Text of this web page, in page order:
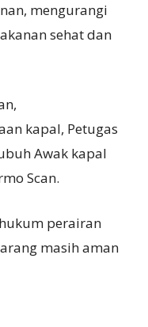
mengurangi
sehat dan
kapal, Petugas
Awak kapal
Scan.
perairan
masih aman